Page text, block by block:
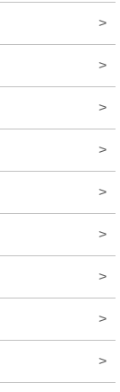
>
>
>
>
>
>
>
>
>